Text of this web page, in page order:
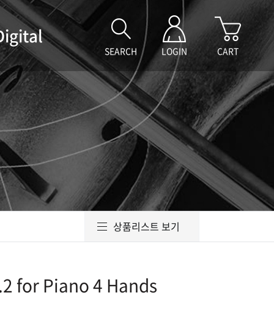
SEARCH LOGIN CART
상품리스트 보기
for Piano 4 Hands